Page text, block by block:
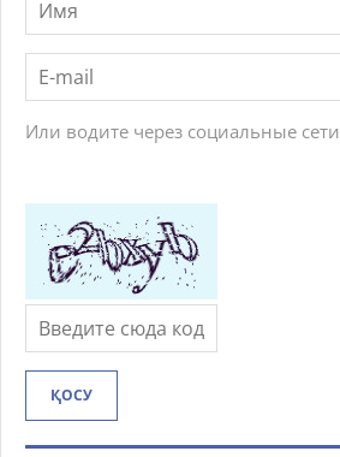
Или водите через социальные сети
ҚОСУ